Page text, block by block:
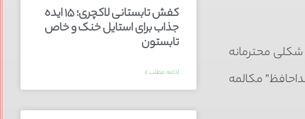
محترمانه
مکالمه
کفش تابستانی لاکچری؛ ۱۵ ایده‌
جذاب برای استایل خنک و خاص
تابستون
ادامه مطلب »